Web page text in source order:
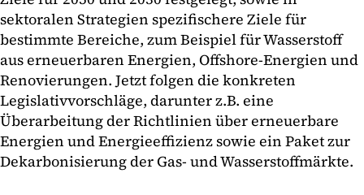
sektoralen Strategien spezifischere Ziele für
bestimmte Bereiche, zum Beispiel für Wasserstoff
aus erneuerbaren Energien, Offshore-Energien und
Renovierungen. Jetzt folgen die konkreten
Legislativvorschläge, darunter z.B. eine
Überarbeitung der Richtlinien über erneuerbare
Energien und Energieeffizienz sowie ein Paket zur
Dekarbonisierung der Gas- und Wasserstoffmärkte.